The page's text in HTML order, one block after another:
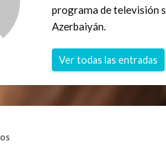
programa de televisión
Azerbaiyán.
Ver todas las entradas